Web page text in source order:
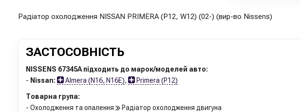
Радіатор охолодження NISSAN PRIMERA (P12, W12) (02-) (вир-во Nissens)
ЗАСТОСОВНІСТЬ
NISSENS 67345A підходить до марок/моделей авто:
- Nissan: Almera (N16, N16E), Primera (P12)
Товарна група:
- Охолодження та опалення
Радіатор охолодження двигуна